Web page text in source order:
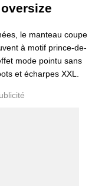
le manteau coupe
à motif prince-de-
mode pointu sans
et écharpes XXL.